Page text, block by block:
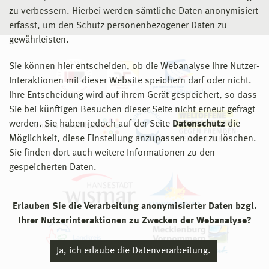
zu verbessern. Hierbei werden sämtliche Daten anonymisiert
erfasst, um den Schutz personenbezogener Daten zu
gewährleisten.
Sie können hier entscheiden, ob die Webanalyse Ihre Nutzer-
Interaktionen mit dieser Website speichern darf oder nicht.
Ihre Entscheidung wird auf ihrem Gerät gespeichert, so dass
Sie bei künftigen Besuchen dieser Seite nicht erneut gefragt
werden. Sie haben jedoch auf der Seite Datenschutz die
Möglichkeit, diese Einstellung anzupassen oder zu löschen.
Sie finden dort auch weitere Informationen zu den
gespeicherten Daten.
Erlauben Sie die Verarbeitung anonymisierter Daten bzgl.
Ihrer Nutzerinteraktionen zu Zwecken der Webanalyse?
Ja, ich erlaube die Datenverarbeitung.